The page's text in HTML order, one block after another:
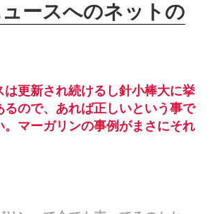
ースへのネットの
更新され続けるし針小棒大に挙
るので、あれば正しいという事で
。マーガリンの事例がまさにそれ